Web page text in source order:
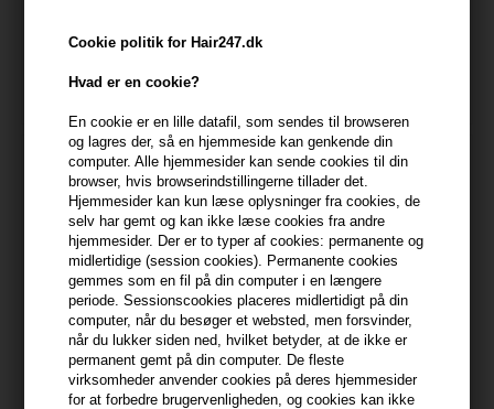
Cookie politik for Hair247.dk
Hvad er en cookie?
En cookie er en lille datafil, som sendes til browseren
og lagres der, så en hjemmeside kan genkende din
computer. Alle hjemmesider kan sende cookies til din
browser, hvis browserindstillingerne tillader det.
Hjemmesider kan kun læse oplysninger fra cookies, de
selv har gemt og kan ikke læse cookies fra andre
hjemmesider. Der er to typer af cookies: permanente og
midlertidige (session cookies). Permanente cookies
gemmes som en fil på din computer i en længere
periode. Sessionscookies placeres midlertidigt på din
computer, når du besøger et websted, men forsvinder,
når du lukker siden ned, hvilket betyder, at de ikke er
permanent gemt på din computer. De fleste
virksomheder anvender cookies på deres hjemmesider
for at forbedre brugervenligheden, og cookies kan ikke
148,00 DKK
Toppik Hair Building Fibers
Toppik Hair Building Fibers